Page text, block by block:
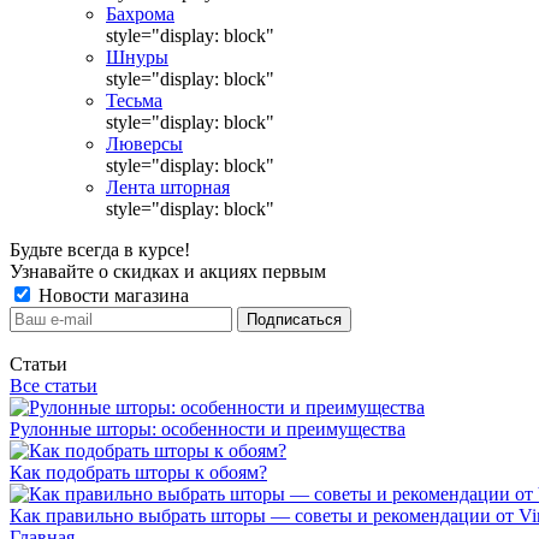
Бахрома
style="display: block"
Шнуры
style="display: block"
Тесьма
style="display: block"
Люверсы
style="display: block"
Лента шторная
style="display: block"
Будьте всегда в курсе!
Узнавайте о скидках и акциях первым
Новости магазина
Статьи
Все статьи
Рулонные шторы: особенности и преимущества
Как подобрать шторы к обоям?
Как правильно выбрать шторы — советы и рекомендации от